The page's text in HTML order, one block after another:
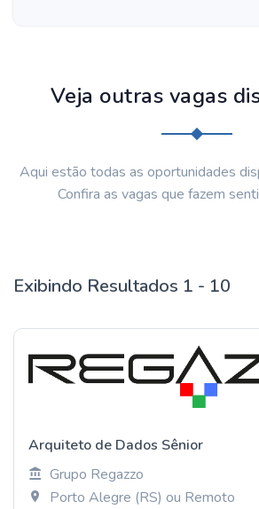
Veja outras vagas
Aqui estão todas as oportunidades
Confira as vagas que fazem
Exibindo Resultados 1 - 10
Arquiteto de Dados Sênior
Grupo Regazzo
Porto Alegre (RS) ou Remoto